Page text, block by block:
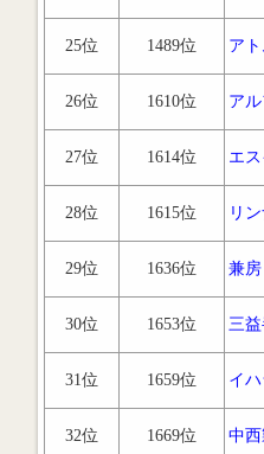
25位 1489位 ア
26位 1610位 ア
27位 1614位 エ
28位 1615位 リ
29位 1636位 兼房
30位 1653位 三
31位 1659位 イ
32位 1669位 中